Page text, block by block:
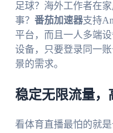
足球？海外工作者在
事？ 番茄加速器支持
平台，而且一人多端
设备，只要登录同一
景的需求。
稳定无限流量，
看体育直播最怕的就